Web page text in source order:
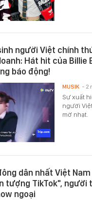
người Việt chính
Hát hit của Billie
báo động!
Sự xuất
người
mờ nhạt.
MUSIK - 2
dân nhất Việt
tượng TikTok", người
ngoại